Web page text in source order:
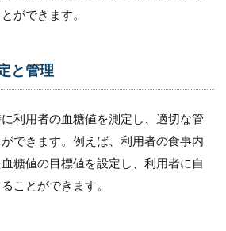
ができます。
と管理
利用者の血糖値を測定し、適切な管
できます。例えば、利用者の食事内
糖値の目標値を設定し、利用者に自
ことができます。